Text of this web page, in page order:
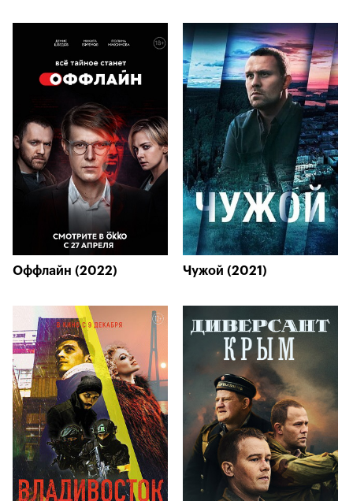
Оффлайн (2022) Чужой (2021)